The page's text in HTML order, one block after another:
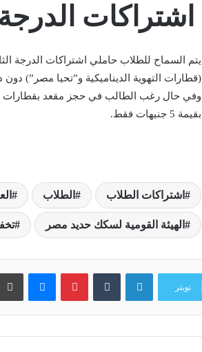
اشتراكات الدرجة
يتم السماح للطلاب حاملي اشتراكات الدرجة
(قطارات التهوية الديناميكية و”تحيا مصر”)
وفي حال رغب الطالب في حجز مقعد بقطارات
بقيمة 5 جنيهات فقط.
اشتراكات الطلاب الطلاب
الهيئة القومية لسكك حديد مصر
تويتر
لينكدإن بينتيريستماسنجر